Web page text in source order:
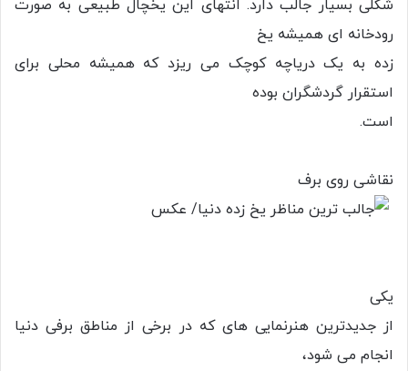
شکلی بسیار جالب دارد. انتهای این یخچال طبیعی به صورت
رودخانه ای همیشه یخ
زده به یک دریاچه کوچک می ریزد که همیشه محلی برای
استقرار گردشگران بوده
است.
نقاشی روی برف
یکی
از جدیدترین هنرنمایی های که در برخی از مناطق برفی دنیا
انجام می شود،